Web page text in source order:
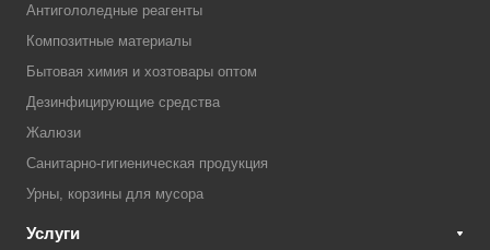
Антигололедные реагенты
Композитные материалы
Бытовая химия и хозтовары оптом
Дезинфицирующие средства
Жалюзи
Санитарно-гигиеническая продукция
Урны, корзины для мусора
Услуги